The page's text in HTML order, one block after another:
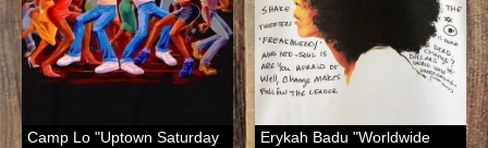
Camp Lo "Uptown Saturday
Erykah Badu "Worldwide